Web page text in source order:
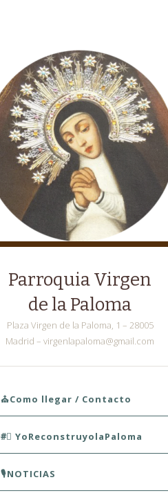
Parroquia Virgen
de la Paloma
Plaza Virgen de la Paloma, 1 – 28005
Madrid – virgenlapaloma@gmail.com
Skip to content
⛪Como llegar / Contacto
#⃣ YoReconstruyolaPaloma
🎙️NOTICIAS